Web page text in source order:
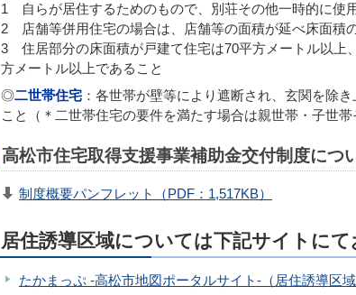
1 自らが居住するためのもので、別荘その他一時的に使
2 店舗等併用住宅の場合は、店舗等の面積が延べ床面積
3 住居部分の床面積が戸建て住宅は70平方メートル以上
方メートル以上であること
◎二世帯住宅 ：各世帯が壁等により遮断され、玄関を除
こと（＊二世帯住宅の要件を満たす場合は親世帯・子世
高松市住宅取得支援事業補助金交付制度につ
制度概要パンフレット（PDF：1,517KB）
居住誘導区域については下記サイトに
たかまっぷ -高松市地図ポータルサイト-（居住誘導区域